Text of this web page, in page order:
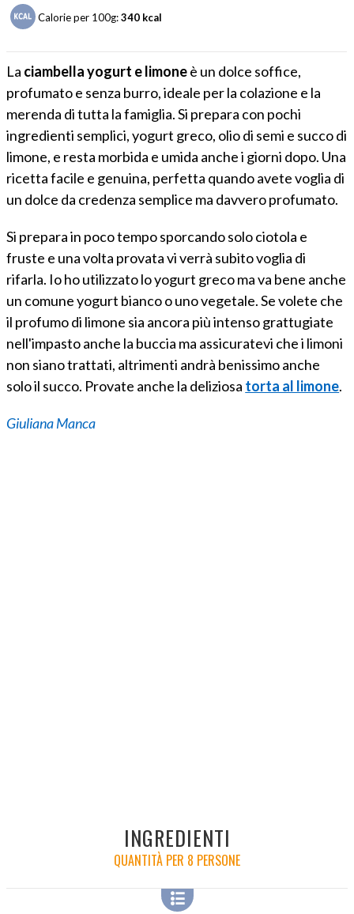
Calorie per 100g:340 kcal
La ciambella yogurt e limoneè un dolce soffice,
profumato e senza burro, ideale per la colazione e la
merenda di tutta la famiglia. Si prepara con pochi
ingredienti semplici, yogurt greco, olio di semi e succo di
limone, e resta morbida e umida anche i giorni dopo. Una
ricetta facile e genuina, perfetta quando avete voglia di
un dolce da credenza semplice ma davvero profumato.
Si prepara in poco tempo sporcando solo ciotola e
fruste e una volta provata vi verrà subito voglia di
rifarla. Io ho utilizzato lo yogurt greco ma va bene anche
un comune yogurt bianco o uno vegetale. Se volete che
il profumo di limone sia ancora più intenso grattugiate
nell'impasto anche la buccia ma assicuratevi che i limoni
non siano trattati, altrimenti andrà benissimo anche
solo il succo. Provate anche la deliziosa torta al limone.
Giuliana Manca
INGREDIENTI
QUANTITÀ PER 8 PERSONE